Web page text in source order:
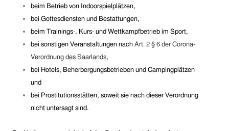
beim Betrieb von Indoorspielplätzen,
bei Gottesdiensten und Bestattungen,
beim Trainings-, Kurs- und Wettkampfbetrieb im Sport,
bei sonstigen Veranstaltungen nach Art. 2 § 6 der Corona-
Verordnung des Saarlands,
bei Hotels, Beherbergungsbetrieben und Campingplätzen
und
bei Prostitutionsstätten, soweit sie nach dieser Verordnung
nicht untersagt sind.